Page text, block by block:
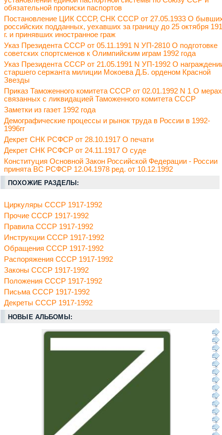
обязательной прописки паспортов
Постановление ЦИК СССР, СНК СССР от 27.05.1933 О
российских подданных, уехавших за границу до 25 октября
г. и принявших иностранное граж
Указ Президента СССР от 05.11.1991 N УП-2810 О подготовке
советских спортсменов к Олимпийским играм 1992 года
Указ Президента СССР от 21.05.1991 N УП-1992 О
старшего сержанта милиции Мокоева Д.Б. орденом Красной
Звезды
Приказ Таможенного комитета СССР от 02.01.1992 N 1 О
связанных с ликвидацией Таможенного комитета СССР
Заметки из газет 1992 года
Демографические процессы и рынок труда в России в 1992-
1996гг
Декрет СНК РСФСР от 28.10.1917 О печати
Декрет СНК РСФСР от 24.11.1917 О суде
Конституция Основной Закон Российской Федерации - России
принята ВС РСФСР 12.04.1978 ред. от 10.12.1992
ПОХОЖИЕ РАЗДЕЛЫ:
Циркуляры СССР 1917-1992
Прочие СССР 1917-1992
Правила СССР 1917-1992
Инструкции СССР 1917-1992
Обращения СССР 1917-1992
Распоряжения СССР 1917-1992
Законы СССР 1917-1992
Положения СССР 1917-1992
Письма СССР 1917-1992
Декреты СССР 1917-1992
НОВЫЕ АЛЬБОМЫ: